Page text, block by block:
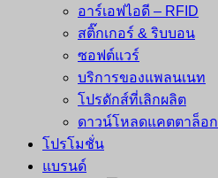
อาร์เอฟไอดี – RFID
สติ๊กเกอร์ & ริบบอน
ซอฟต์แวร์
บริการของแพลนเนท
โปรดักส์ที่เลิกผลิต
ดาวน์โหลดแคตตาล็อก
โปรโมชั่น
แบรนด์